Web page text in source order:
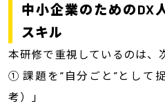
中小企業のためのDX
スキル
本研修で重視しているのは、
① 課題を“自分ごと”として
考）」